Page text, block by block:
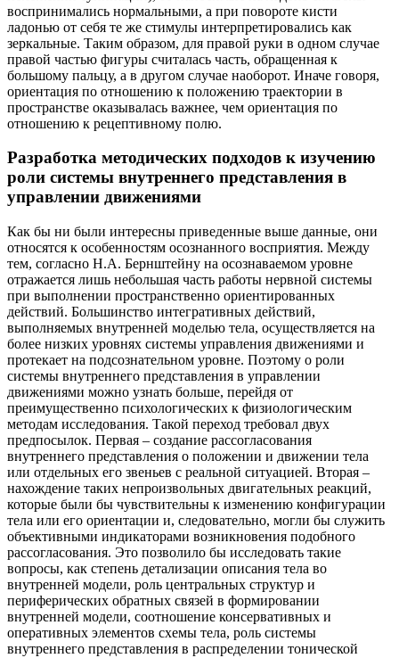
воспринимались нормальными, а при повороте кисти
ладонью от себя те же стимулы интерпретировались как
зеркальные. Таким образом, для правой руки в одном случае
правой частью фигуры считалась часть, обращенная к
большому пальцу, а в другом случае наоборот. Иначе говоря,
ориентация по отношению к положению траектории в
пространстве оказывалась важнее, чем ориентация по
отношению к рецептивному полю.
Разработка методических подходов к изучению
роли системы внутреннего представления в
управлении движениями
Как бы ни были интересны приведенные выше данные, они
относятся к особенностям осознанного восприятия. Между
тем, согласно Н.А. Бернштейну на осознаваемом уровне
отражается лишь небольшая часть работы нервной системы
при выполнении пространственно ориентированных
действий. Большинство интегративных действий,
выполняемых внутренней моделью тела, осуществляется на
более низких уровнях системы управления движениями и
протекает на подсознательном уровне. Поэтому о роли
системы внутреннего представления в управлении
движениями можно узнать больше, перейдя от
преимущественно психологических к физиологическим
методам исследования. Такой переход требовал двух
предпосылок. Первая – создание рассогласования
внутреннего представления о положении и движении тела
или отдельных его звеньев с реальной ситуацией. Вторая –
нахождение таких непроизвольных двигательных реакций,
которые были бы чувствительны к изменению конфигурации
тела или его ориентации и, следовательно, могли бы служить
объективными индикаторами возникновения подобного
рассогласования. Это позволило бы исследовать такие
вопросы, как степень детализации описания тела во
внутренней модели, роль центральных структур и
периферических обратных связей в формировании
внутренней модели, соотношение консервативных и
оперативных элементов схемы тела, роль системы
внутреннего представления в распределении тонической